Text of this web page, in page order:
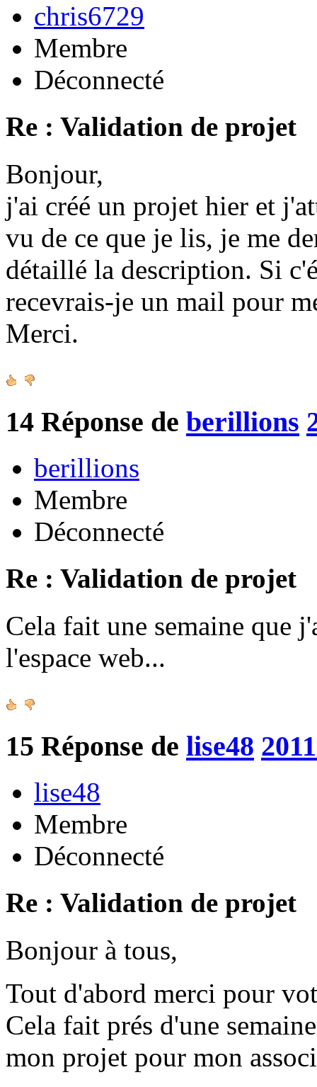
chris6729
Membre
Déconnecté
Re : Validation de projet
Bonjour,
j'ai créé un projet hier et
vu de ce que je lis, je me
détaillé la description. Si
recevrais-je un mail pour
Merci.
14 Réponse de berillions
berillions
Membre
Déconnecté
Re : Validation de projet
Cela fait une semaine que
l'espace web...
15 Réponse de lise48
lise48
Membre
Déconnecté
Re : Validation de projet
Bonjour à tous,
Tout d'abord merci pour
Cela fait prés d'une
mon projet pour mon